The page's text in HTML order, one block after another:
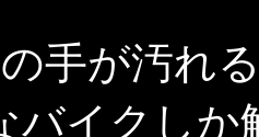
手が汚れ
バイクし